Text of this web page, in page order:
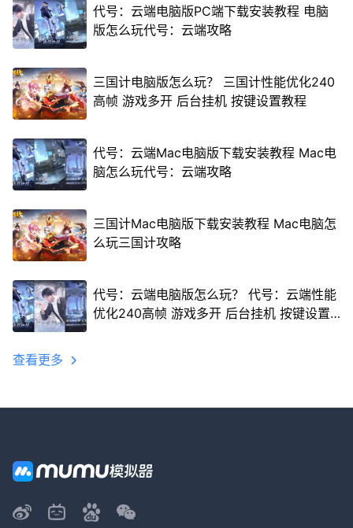
代号：云端电脑版PC端下载安装教程 电脑
版怎么玩代号：云端攻略
三国计电脑版怎么玩？ 三国计性能优化240
高帧 游戏多开 后台挂机 按键设置教程
代号：云端Mac电脑版下载安装教程 Mac电
脑怎么玩代号：云端攻略
三国计Mac电脑版下载安装教程 Mac电脑怎
么玩三国计攻略
代号：云端电脑版怎么玩？ 代号：云端性能
优化240高帧 游戏多开 后台挂机 按键设置
查看更多